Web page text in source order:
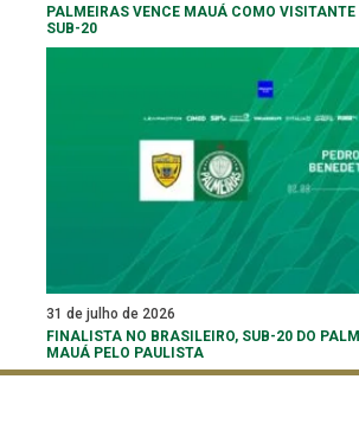
PALMEIRAS VENCE MAUÁ COMO
SUB-20
31 de julho de 2026
FINALISTA NO BRASILEIRO, SUB-20 DO
MAUÁ PELO PAULISTA